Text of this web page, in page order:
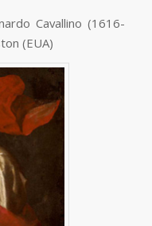
Cavallino (1616-
(EUA)